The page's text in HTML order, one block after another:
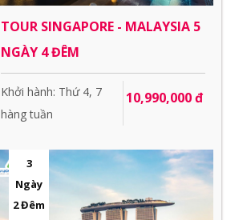
TOUR SINGAPORE - MALAYSIA 5
NGÀY 4 ĐÊM
Khởi hành: Thứ 4, 7
hàng tuần
10,990,000 đ
3
Ngày
2 Đêm